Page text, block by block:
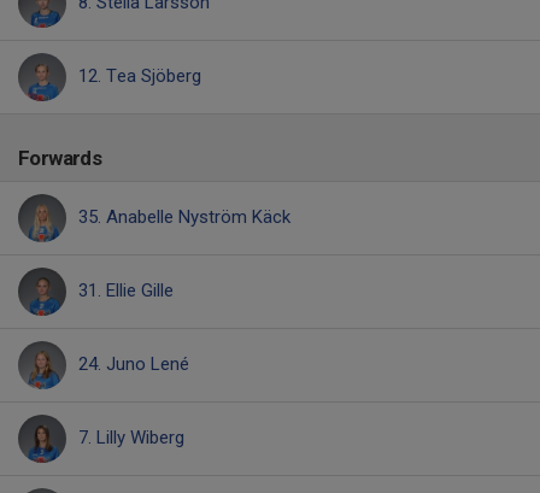
12. Tea Sjöberg
Forwards
35. Anabelle Nyström Käck
31. Ellie Gille
24. Juno Lené
7. Lilly Wiberg